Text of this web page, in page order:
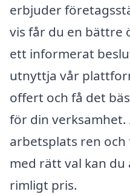
erbjuder
vis får du en bättre
ett informerat
utnyttja vår
offert och få det
för din verksamhet.
arbetsplats ren
med rätt val kan
rimligt pris.